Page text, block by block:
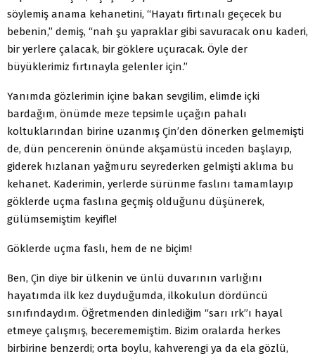
söylemiş anama kehanetini, “Hayatı firtınalı geçecek bu
bebenin,” demiş, “nah şu yapraklar gibi savuracak onu kaderi,
bir yerlere çalacak, bir göklere uçuracak. Öyle der
büyüklerimiz fırtınayla gelenler için.”
Yanımda gözlerimin içine bakan sevgilim, elimde içki
bardağım, önümde meze tepsimle uçağın pahalı
koltuklarından birine uzanmış Çin’den dönerken gelmemişti
de, dün pencerenin önünde akşamüstü inceden başlayıp,
giderek hızlanan yağmuru seyrederken gelmişti aklıma bu
kehanet. Kaderimin, yerlerde sürünme faslını tamamlayıp
göklerde uçma faslına geçmiş olduğunu düşünerek,
gülümsemiştim keyifle!
Göklerde uçma faslı, hem de ne biçim!
Ben, Çin diye bir ülkenin ve ünlü duvarının varlığını
hayatımda ilk kez duyduğumda, ilkokulun dördüncü
sınıfındaydım. Öğretmenden dinlediğim “sarı ırk”ı hayal
etmeye çalışmış, becerememiştim. Bizim oralarda herkes
birbirine benzerdi; orta boylu, kahverengi ya da ela gözlü,